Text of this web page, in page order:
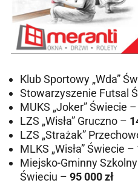
Klub Sportowy „Wda”
Stowarzyszenie Futsal
MUKS „Joker” Świecie –
LZS „Wisła” Gruczno –
LZS „Strażak”
MLKS „Wisła” Świecie –
Miejsko-Gminny
Świeciu – 95 000 zł